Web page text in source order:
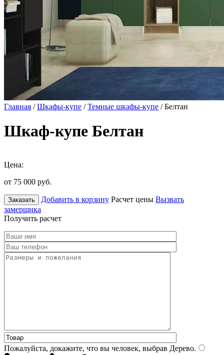
Главная /Шкафы-купе /Темные шкафы-купе / Белтан
Шкаф-купе Белтан
Цена:
от 75 000 руб.
Заказать Добавить в корзину Расчет цены Вызвать
замерщика
Получить расчет
Пожалуйста, докажите, что вы человек, выбрав Дерево.